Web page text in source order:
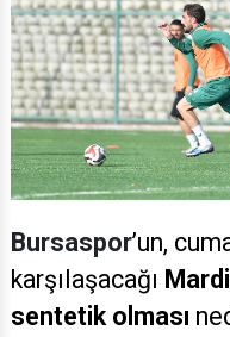
Bursaspor’un,
karşılaşacağı
sentetik olması